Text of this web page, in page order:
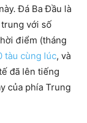
Đá Ba Đầu là
với số
điểm (tháng
tàu cùng lúc, và
đã lên tiếng
của phía Trung